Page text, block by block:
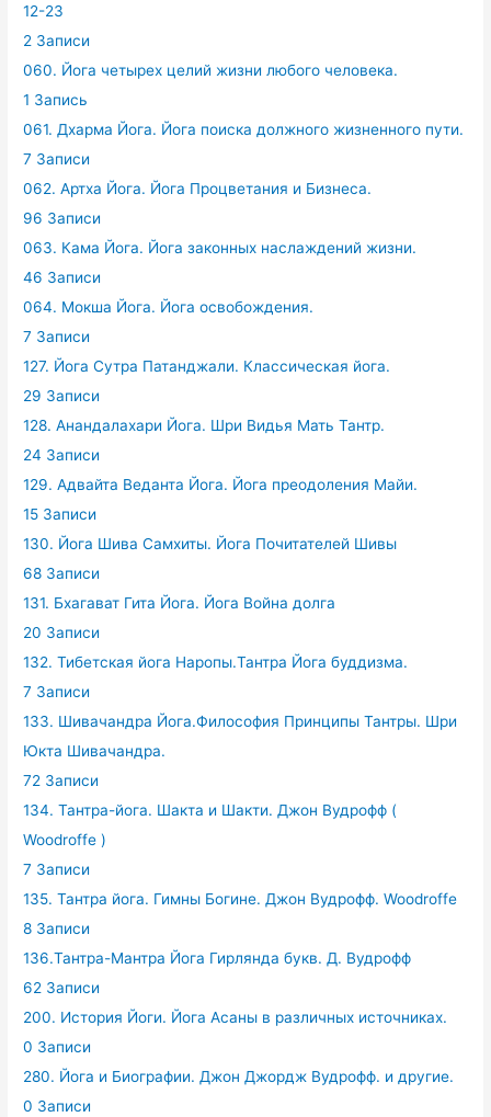
12-23
2 Записи
060. Йога четырех целий жизни любого человека.
1 Запись
061. Дхарма Йога. Йога поиска должного жизненного пути.
7 Записи
062. Артха Йога. Йога Процветания и Бизнеса.
96 Записи
063. Кама Йога. Йога законных наслаждений жизни.
46 Записи
064. Мокша Йога. Йога освобождения.
7 Записи
127. Йога Сутра Патанджали. Классическая йога.
29 Записи
128. Анандалахари Йога. Шри Видья Мать Тантр.
24 Записи
129. Адвайта Веданта Йога. Йога преодоления Майи.
15 Записи
130. Йога Шива Самхиты. Йога Почитателей Шивы
68 Записи
131. Бхагават Гита Йога. Йога Война долга
20 Записи
132. Тибетская йога Наропы.Тантра Йога буддизма.
7 Записи
133. Шивачандра Йога.Философия Принципы Тантры. Шри
Юкта Шивачандра.
72 Записи
134. Тантра-йога. Шакта и Шакти. Джон Вудрофф (
Woodroffe )
7 Записи
135. Тантра йога. Гимны Богине. Джон Вудрофф. Woodroffe
8 Записи
136.Тантра-Мантра Йога Гирлянда букв. Д. Вудрофф
62 Записи
200. История Йоги. Йога Асаны в различных источниках.
0 Записи
280. Йога и Биографии. Джон Джордж Вудрофф. и другие.
0 Записи